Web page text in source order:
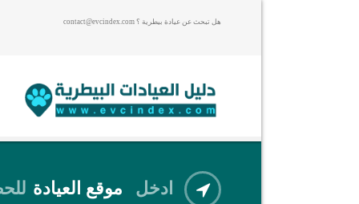
هل تبحث عن عيادة بيطرية ؟ contact@evcindex.com
ادخل موقع العيادة